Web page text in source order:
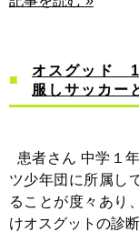
オスグッド 1
服しサッカー
患者さん 中学１
ツ少年団に所属し
ることが度々あり
けオスグットの診